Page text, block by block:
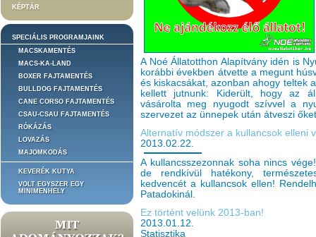
KÉPTÁR
SPECIÁLIS PROGRAMJAINK
MACSKAMENTÉS
MACS-KA-LAND
BOXER FAJTAMENTÉS
BULLDOG FAJTAMENTÉS
CANE CORSO FAJTAMENTÉS
CSAU-CSAU FAJTAMENTÉS
RÓKÁZÁS
LOVAZÁS
MAJOMKODÁS
KEVERÉK KUTYA
VOLT EGYSZER EGY
MINIMENHELY
A Noé Állatotthon Alapítvány idén is
korábbi években átvette a megunt
és kiskacsákat, azonban ahogy teltek
kellett jutnunk: Kiderült, hogy az
vásárolta meg nyugodt szívvel a
szervezet az ünnepek után átveszi
Alternatív módszer a kullancsok elleni
2013.02.22.
A kullancsszezonnak soha nincs
de rendkívül hatékony,
kedvencét a kullancsok ellen!
Patadokinál.
Ez történt velünk 2013-ban!
2013.01.12.
Statisztika